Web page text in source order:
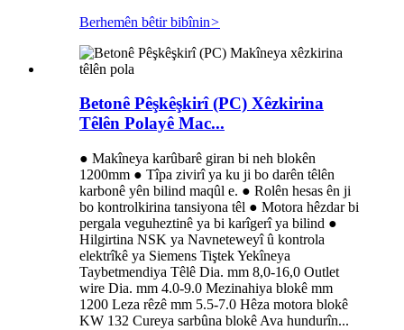
Berhemên bêtir bibînin>
Betonê Pêşkêşkirî (PC) Xêzkirina
Têlên Polayê Mac...
● Makîneya karûbarê giran bi neh blokên
1200mm ● Tîpa zivirî ya ku ji bo darên têlên
karbonê yên bilind maqûl e. ● Rolên hesas ên ji
bo kontrolkirina tansiyona têl ● Motora hêzdar bi
pergala veguheztinê ya bi karîgerî ya bilind ●
Hilgirtina NSK ya Navneteweyî û kontrola
elektrîkê ya Siemens Tiştek Yekîneya
Taybetmendiya Têlê Dia. mm 8,0-16,0 Outlet
wire Dia. mm 4.0-9.0 Mezinahiya blokê mm
1200 Leza rêzê mm 5.5-7.0 Hêza motora blokê
KW 132 Cureya sarbûna blokê Ava hundurîn...